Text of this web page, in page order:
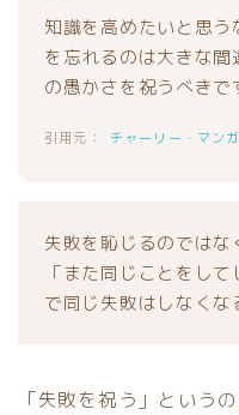
知識を高めたいと思
を忘れるのは大きな
の愚かさを祝うべきで
チャーリー・マン
失敗を恥じるのではな
「また同じことをし
で同じ失敗はしなくな
「失敗を祝う」という